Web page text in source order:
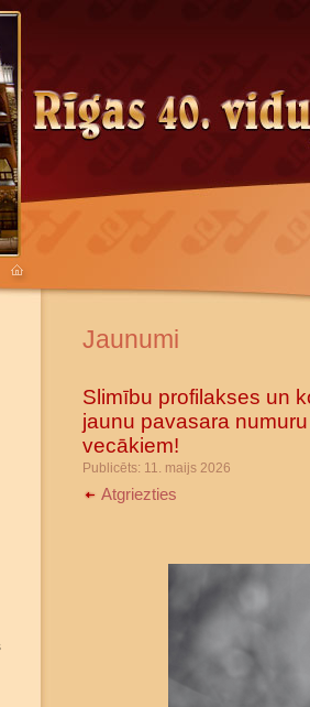
Jaunumi
Slimību profilakses un
jaunu pavasara
vecākiem!
Publicēts: 11. maijs 2026
Atgriezties